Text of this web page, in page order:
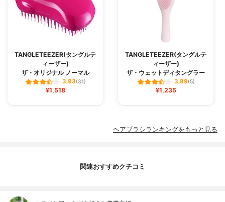
TANGLETEEZER(タングルテ
ィーザー)
ザ・オリジナル ノーマル
3.93(31)
¥1,518
TANGLETEEZER(タングルテ
ィーザー)
ザ・ウェットディタングラー
3.89(5)
¥1,235
ヘアブラシランキングをもっと見る
関連おすすめクチコミ